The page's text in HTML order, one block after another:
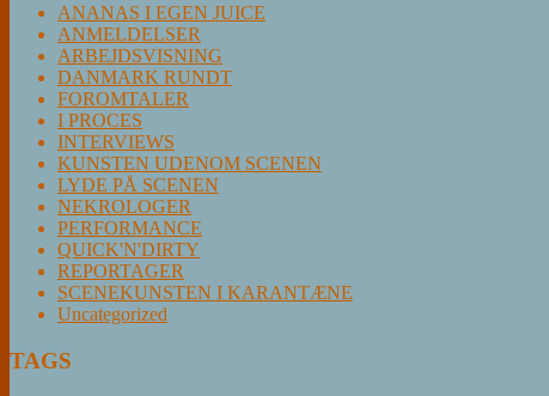
ANANAS I EGEN JUICE
ANMELDELSER
ARBEJDSVISNING
DANMARK RUNDT
FOROMTALER
I PROCES
INTERVIEWS
KUNSTEN UDENOM SCENEN
LYDE PÅ SCENEN
NEKROLOGER
PERFORMANCE
QUICK'N'DIRTY
REPORTAGER
SCENEKUNSTEN I KARANTÆNE
Uncategorized
TAGS